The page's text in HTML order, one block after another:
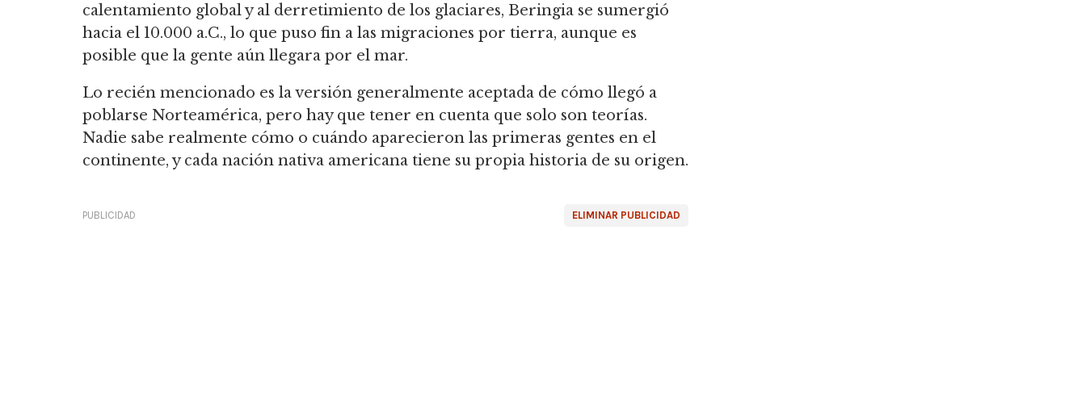
calentamiento global y al derretimiento de los glaciares, Beringia se sumergió
hacia el 10.000 a.C., lo que puso fin a las migraciones por tierra, aunque es
posible que la gente aún llegara por el mar.
Lo recién mencionado es la versión generalmente aceptada de cómo llegó a
poblarse Norteamérica, pero hay que tener en cuenta que solo son teorías.
Nadie sabe realmente cómo o cuándo aparecieron las primeras gentes en el
continente, y cada nación nativa americana tiene su propia historia de su origen.
ELIMINAR PUBLICIDAD
PUBLICIDAD